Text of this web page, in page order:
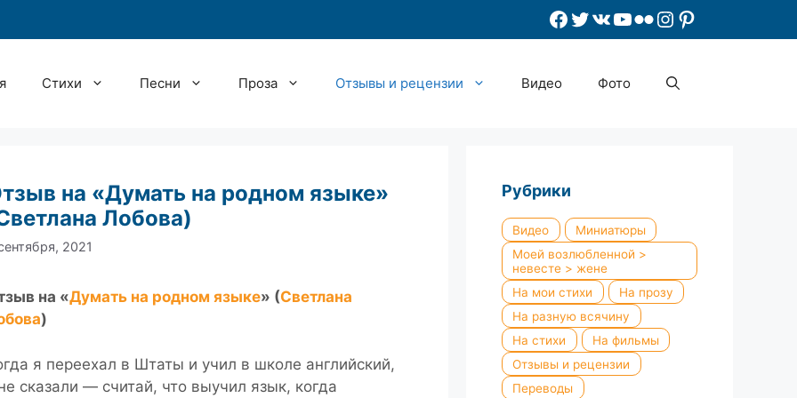
Facebook
Twitter
ВКонтакте
YouTube
Flickr
Instagram
Pinterest
Стихи Песни Проза Отзывы и рецензии Видео Фото
на «Думать на родном языке»
Лобова)
2021
на «Думать на родном языке» (Светлана
)
я переехал в Штаты и учил в школе английский,
сказали — считай, что выучил язык, когда
Рубрики
Видео
Миниатюры
Моей возлюбленной >
невесте > жене
На мои стихи
На прозу
На разную всячину
На стихи
На фильмы
Отзывы и рецензии
Переводы